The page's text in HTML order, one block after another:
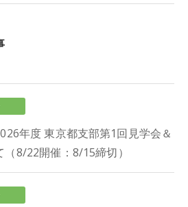
年度 東京都支部第1回見学会＆
8/22開催：8/15締切）